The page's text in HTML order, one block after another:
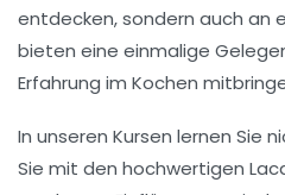
entdecken, sondern auch an
bieten eine einmalige
Erfahrung im Kochen
In unseren Kursen lernen Sie
Sie mit den hochwertigen